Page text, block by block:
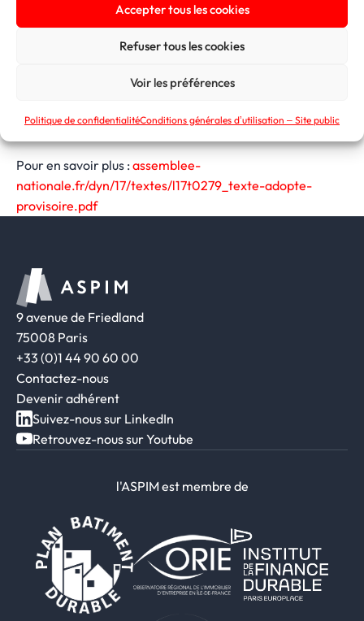
Accepter tous les cookies
Refuser tous les cookies
Voir les préférences
Politique de confidentialitéConditions générales d’utilisation – Site public
Cette mobilisation a permis d’obtenir, en commission
mixte paritaire, leurexclusion explicite du dispositif.
Cette évolution constitue une avancée concrète pour
de fonds immobiliers.
Pour en savoir plus : assemblee-
nationale.fr/dyn/17/textes/l17t0279_texte-adopte-
provisoire.pdf
9 avenue de Friedland
75008 Paris
+33 (0)1 44 90 60 00
Contactez-nous
Devenir adhérent
Suivez-nous sur LinkedIn
Retrouvez-nous sur Youtube
l'ASPIM est membre de